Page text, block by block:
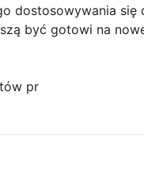
dostosowywania
być gotowi na
pr